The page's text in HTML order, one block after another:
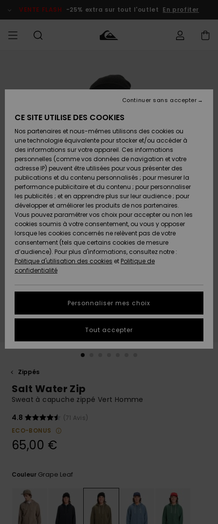
l'information
le
VENTE FLASH -25% extra sur tout l'outlet En profiter
Accessoires
Chaussures
& Tongs
Surf
Snow
Nouveautés
A
Découvrir
Accessoires
Chaussures
& Tongs
Surf
Snow
Nouveautés
A
Découvrir
FEMME
Nouveautés
A
Découvrir
Snow
SURF
Homme
Enfant
Highlights
Communauté
SNOW
Homme
Snow
Shop
Enfant
Snow
Shop
Femme
A
Découvrir
Communauté
VENTE
FLASH
Homme
Enfant
Outlet
Femme
Préférences
Langue Et
Région
Nederlands
AIDE &
CONTACT
commande
Retours
Paiement
Carte
Cadeau
Quiksilver
Freedom
Protection
des données
Démarrez
pour obtenir
question.
Démarrer
conversation
formulaire
de contact.
COLLECTION
CARTE
CADEAU
LISTE DE
SOUHAITS
Zippés
Salt Water Zip
Sweat à capuche zippé Vert Homme
4.8
(71 Avis)
ECO-BONUS
65,00 €
Couleur Grape Leaf
CE SITE UTILISE DES COOKIES
Nos partenaires et nous-mêmes utilisons des cookies ou
une technologie équivalente pour stocker et/ou accéder à
des informations sur votre appareil. Ces informations
personnelles (comme vos données de navigation et votre
adresse IP) peuvent être utilisées pour vous présenter des
publications et du contenu personnalisés ; pour mesurer la
performance publicitaire et du contenu ; pour personnaliser
les publicités ; et en apprendre plus sur leur audience ; pour
développer et améliorer les produits de nos partenaires.
Vous pouvez paramétrer vos choix pour accepter ou non les
cookies soumis à votre consentement, ou vous y opposer
lorsque les cookies concernés ne relèvent pas de votre
consentement (tels que certains cookies de mesure
d’audience). Pour plus d'informations, consultez notre :
Politique d'utilisation des cookies et Politique de
confidentialité
Personnaliser mes choix
Continuer sans accepter
Tout accepter